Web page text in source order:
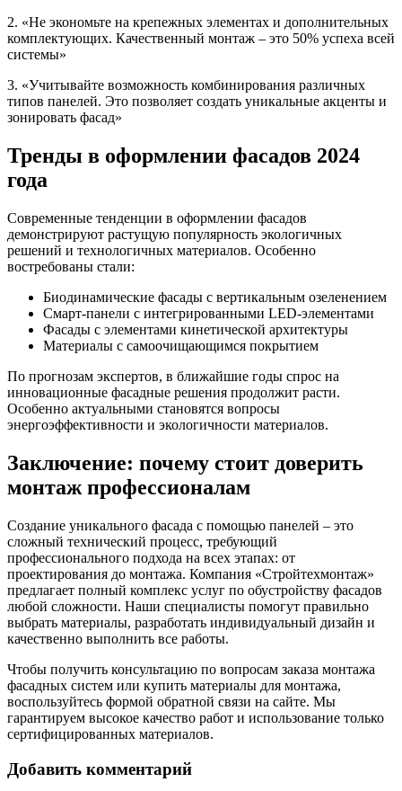
2. «Не экономьте на крепежных элементах и дополнительных
комплектующих. Качественный монтаж – это 50% успеха всей
системы»
3. «Учитывайте возможность комбинирования различных
типов панелей. Это позволяет создать уникальные акценты и
зонировать фасад»
Тренды в оформлении фасадов 2024
года
Современные тенденции в оформлении фасадов
демонстрируют растущую популярность экологичных
решений и технологичных материалов. Особенно
востребованы стали:
Биодинамические фасады с вертикальным озеленением
Смарт-панели с интегрированными LED-элементами
Фасады с элементами кинетической архитектуры
Материалы с самоочищающимся покрытием
По прогнозам экспертов, в ближайшие годы спрос на
инновационные фасадные решения продолжит расти.
Особенно актуальными становятся вопросы
энергоэффективности и экологичности материалов.
Заключение: почему стоит доверить
монтаж профессионалам
Создание уникального фасада с помощью панелей – это
сложный технический процесс, требующий
профессионального подхода на всех этапах: от
проектирования до монтажа. Компания «Стройтехмонтаж»
предлагает полный комплекс услуг по обустройству фасадов
любой сложности. Наши специалисты помогут правильно
выбрать материалы, разработать индивидуальный дизайн и
качественно выполнить все работы.
Чтобы получить консультацию по вопросам заказа монтажа
фасадных систем или купить материалы для монтажа,
воспользуйтесь формой обратной связи на сайте. Мы
гарантируем высокое качество работ и использование только
сертифицированных материалов.
Добавить комментарий